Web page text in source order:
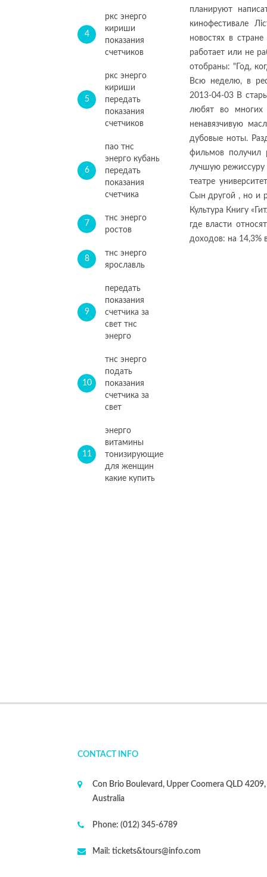
4
ркс энерго
кириши
показания
счетчиков
5
ркс энерго
кириши
передать
показания
счетчиков
6
пао тнс
энерго кубань
передать
показания
счетчика
7
тнс энерго
ростов
8
тнс энерго
ярославль
9
передать
показания
счетчика за
свет тнс
энерго
10
тнс энерго
подать
показания
счетчика за
свет
11
энерго
витамины
тонизирующие
для женщин
какие купить
планируют
кинофестивале
новостях в
работает или не
отобраны: "Год,
Всю неделю, в
2013-04-03 В
любят во многих
ненавязчивую
дубовые ноты.
фильмов получил
лучшую режиссуру
театре
Сын другой , но и
Культура Книгу
где власти
доходов: на 14,3%
CONTACT INFO
Con Brio Boulevard, Upper Coomera QLD 4209,
Australia
Phone: (012) 345-6789
Mail: tickets&tours@info.com